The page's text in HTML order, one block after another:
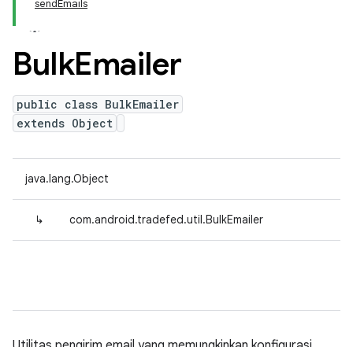
sendEmails
BulkEmailer
public class BulkEmailer
extends Object
java.lang.Object
↳ com.android.tradefed.util.BulkEmailer